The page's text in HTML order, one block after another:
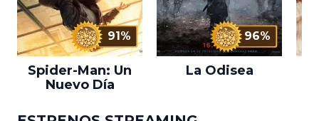
91%
Spider-Man: Un
Nuevo Día
96%
La Odisea